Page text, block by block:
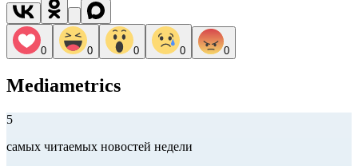
0 0 0 0 0
Mediametrics
5
самых читаемых новостей недели